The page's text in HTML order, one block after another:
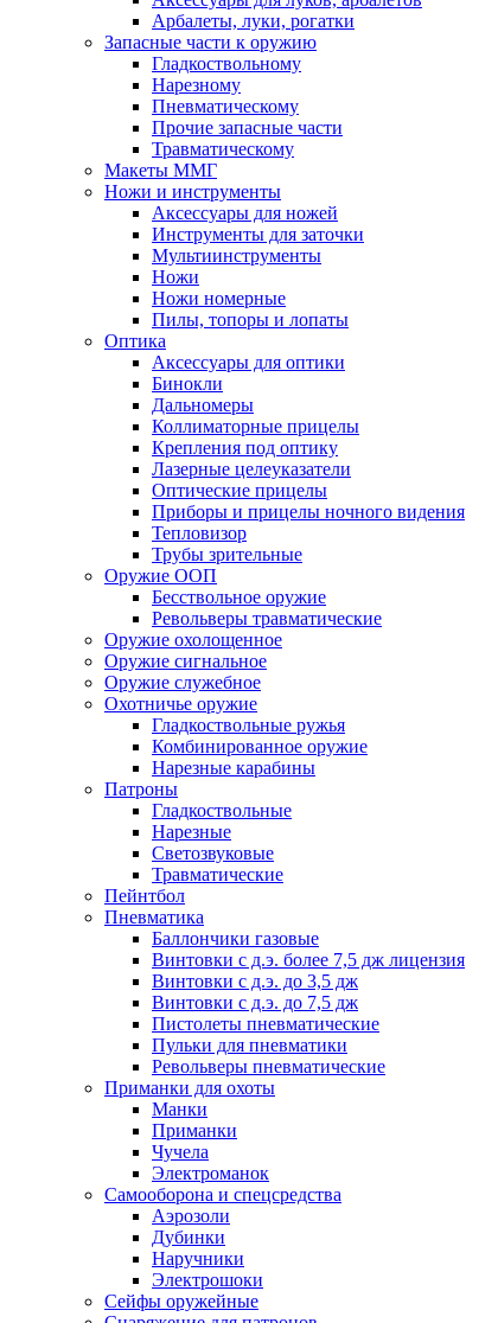
Арбалеты, луки, рогатки
Запасные части к оружию
Гладкоствольному
Нарезному
Пневматическому
Прочие запасные части
Травматическому
Макеты ММГ
Ножи и инструменты
Аксессуары для ножей
Инструменты для заточки
Мультиинструменты
Ножи
Ножи номерные
Пилы, топоры и лопаты
Оптика
Аксессуары для оптики
Бинокли
Дальномеры
Коллиматорные прицелы
Крепления под оптику
Лазерные целеуказатели
Оптические прицелы
Приборы и прицелы ночного видения
Тепловизор
Трубы зрительные
Оружие ООП
Бесствольное оружие
Револьверы травматические
Оружие охолощенное
Оружие сигнальное
Оружие служебное
Охотничье оружие
Гладкоствольные ружья
Комбинированное оружие
Нарезные карабины
Патроны
Гладкоствольные
Нарезные
Светозвуковые
Травматические
Пейнтбол
Пневматика
Баллончики газовые
Винтовки с д.э. более 7,5 дж лицензия
Винтовки с д.э. до 3,5 дж
Винтовки с д.э. до 7,5 дж
Пистолеты пневматические
Пульки для пневматики
Револьверы пневматические
Приманки для охоты
Манки
Приманки
Чучела
Электроманок
Самооборона и спецсредства
Аэрозоли
Дубинки
Наручники
Электрошоки
Сейфы оружейные